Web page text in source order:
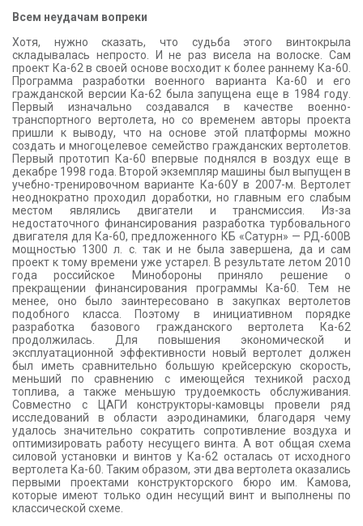
Всем неудачам вопреки
Хотя, нужно сказать, что судьба этого винтокрыла
складывалась непросто. И не раз висела на волоске. Сам
проект Ка-62 в своей основе восходит к более раннему Ка-60.
Программа разработки военного варианта Ка-60 и его
гражданской версии Ка-62 была запущена еще в 1984 году.
Первый изначально создавался в качестве военно-
транспортного вертолета, но со временем авторы проекта
пришли к выводу, что на основе этой платформы можно
создать и многоцелевое семейство гражданских вертолетов.
Первый прототип Ка-60 впервые поднялся в воздух еще в
декабре 1998 года. Второй экземпляр машины был выпущен в
учебно-тренировочном варианте Ка-60У в 2007-м. Вертолет
неоднократно проходил доработки, но главным его слабым
местом являлись двигатели и трансмиссия. Из-за
недостаточного финансирования разработка турбовального
двигателя для Ка-60, предложенного КБ «Сатурн» — РД-600В
мощностью 1300 л. с. так и не была завершена, да и сам
проект к тому времени уже устарел. В результате летом 2010
года российское Минобороны приняло решение о
прекращении финансирования программы Ка-60. Тем не
менее, оно было заинтересовано в закупках вертолетов
подобного класса. Поэтому в инициативном порядке
разработка базового гражданского вертолета Ка-62
продолжилась. Для повышения экономической и
эксплуатационной эффективности новый вертолет должен
был иметь сравнительно большую крейсерскую скорость,
меньший по сравнению с имеющейся техникой расход
топлива, а также меньшую трудоемкость обслуживания.
Совместно с ЦАГИ конструкторы-камовцы провели ряд
исследований в области аэродинамики, благодаря чему
удалось значительно сократить сопротивление воздуха и
оптимизировать работу несущего винта. А вот общая схема
силовой установки и винтов у Ка-62 осталась от исходного
вертолета Ка-60. Таким образом, эти два вертолета оказались
первыми проектами конструкторского бюро им. Камова,
которые имеют только один несущий винт и выполнены по
классической схеме.